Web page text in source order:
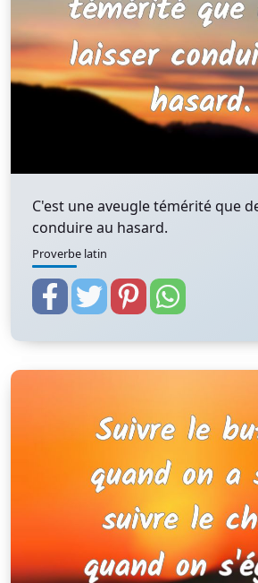
C'est une aveugle témérité que
conduire au hasard.
Proverbe latin